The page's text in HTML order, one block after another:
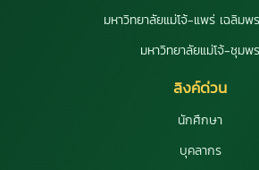
มหาวิทยาลัยแม่โจ้-แพร่ เฉลิมพ
มหาวิทยาลัยแม่โจ้-ชุมพร
ลิงค์ด่วน
นักศึกษา
บุคลากร